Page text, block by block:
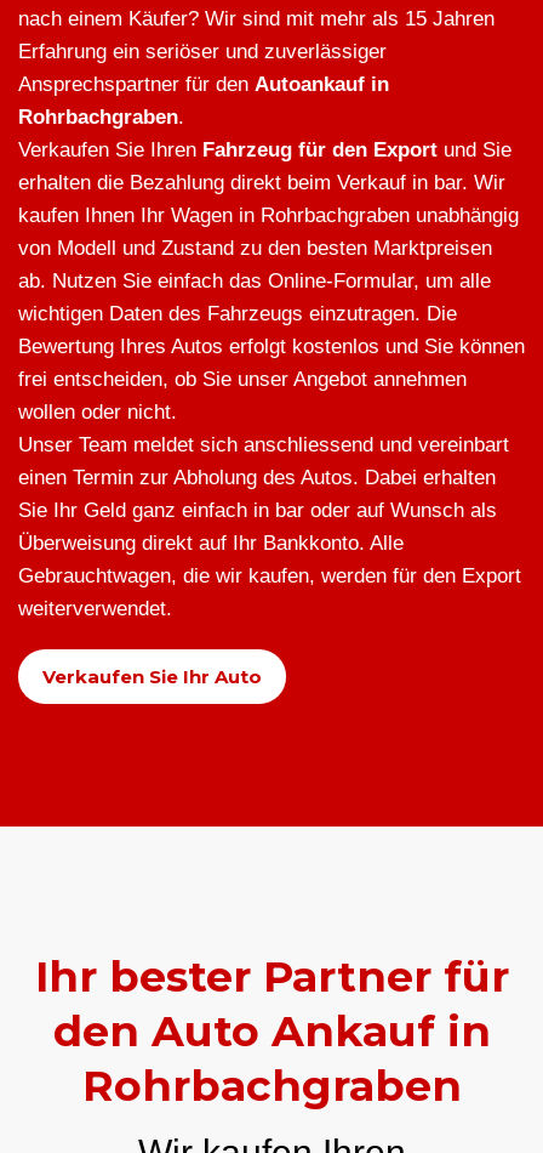
nach einem Käufer? Wir sind mit mehr als 15 Jahren
Erfahrung ein seriöser und zuverlässiger
Ansprechspartner für den Autoankauf in
Rohrbachgraben.
Verkaufen Sie Ihren Fahrzeug für den Export und Sie
erhalten die Bezahlung direkt beim Verkauf in bar. Wir
kaufen Ihnen Ihr Wagen in Rohrbachgraben unabhängig
von Modell und Zustand zu den besten Marktpreisen
ab. Nutzen Sie einfach das Online-Formular, um alle
wichtigen Daten des Fahrzeugs einzutragen. Die
Bewertung Ihres Autos erfolgt kostenlos und Sie können
frei entscheiden, ob Sie unser Angebot annehmen
wollen oder nicht.
Unser Team meldet sich anschliessend und vereinbart
einen Termin zur Abholung des Autos. Dabei erhalten
Sie Ihr Geld ganz einfach in bar oder auf Wunsch als
Überweisung direkt auf Ihr Bankkonto. Alle
Gebrauchtwagen, die wir kaufen, werden für den Export
weiterverwendet.
Verkaufen Sie Ihr Auto
Ihr bester Partner für
den Auto Ankauf in
Rohrbachgraben